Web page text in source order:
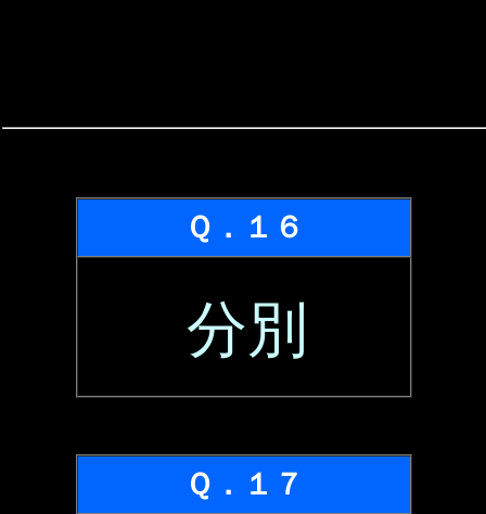
Ｑ．１６
分別
Ｑ．１７